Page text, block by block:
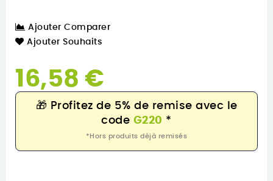
Ajouter Comparer
Ajouter Souhaits
16,58 €
🎁 Profitez de 5% de remise avec le
code G220 *
*Hors produits déjà remisés